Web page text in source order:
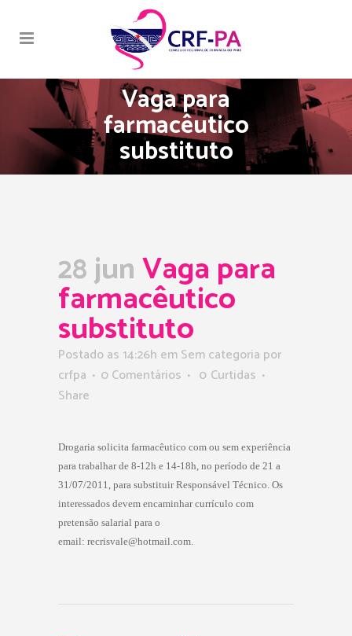
Vaga para
farmacêutico
substituto
28 junVaga para
farmacêutico
substituto
Postado as 14:26h em Sem categoria por
crfpa
0 Comentários 0 Curtidas
Share
Drogaria solicita farmacêutico com ou sem experiência
para trabalhar de 8-12h e 14-18h, no período de 21 a
31/07/2011, para substituir Responsável Técnico. Os
interessados devem encaminhar currículo com
pretensão salarial para o
email: recrisvale@hotmail.com